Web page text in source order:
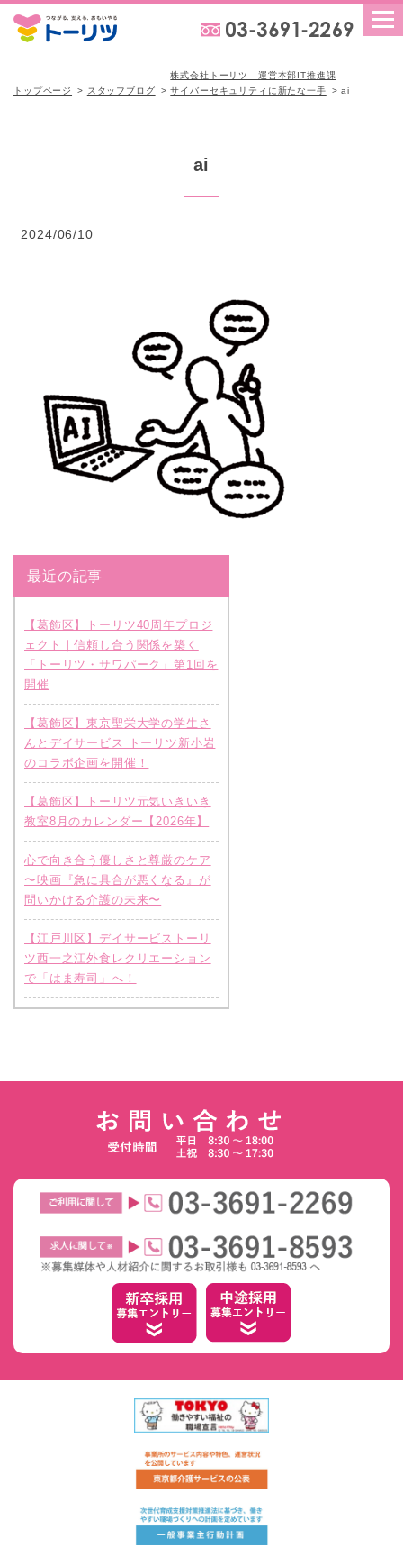
トップページ スタッフブログ
株式会社トーリツ 運営本部IT推進課
サイバーセキュリティに新たな一手
ai
ai
2024/06/10
最近の記事
【葛飾区】トーリツ40周年プロジ
ェクト｜信頼し合う関係を築く
「トーリツ・サワパーク」第1回を
開催
【葛飾区】東京聖栄大学の学生さ
んとデイサービス トーリツ新小岩
のコラボ企画を開催！
【葛飾区】トーリツ元気いきいき
教室8月のカレンダー【2026年】
心で向き合う優しさと尊厳のケア
〜映画『急に具合が悪くなる』が
問いかける介護の未来〜
【江戸川区】デイサービストーリ
ツ西一之江外食レクリエーション
で「はま寿司」へ！